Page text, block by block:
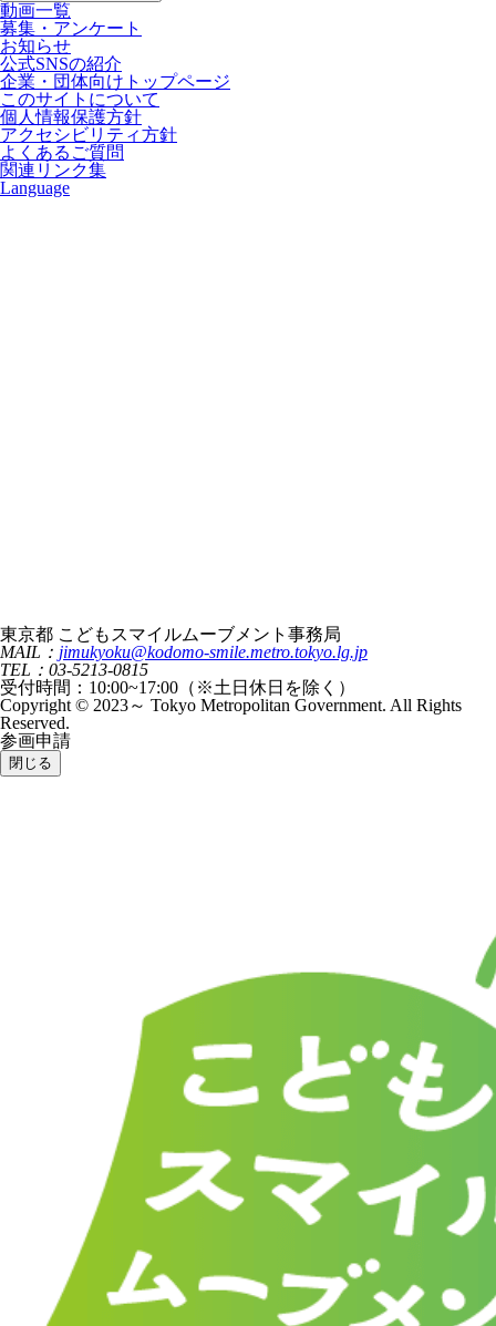
動画一覧
募集・アンケート
お知らせ
公式SNSの紹介
企業・団体向けトップページ
このサイトについて
個人情報保護方針
アクセシビリティ方針
よくあるご質問
関連リンク集
Language
東京都 こどもスマイルムーブメント事務局
MAIL： jimukyoku@kodomo-smile.metro.tokyo.lg.jp
TEL：03-5213-0815
受付時間：10:00~17:00（※土日休日を除く）
Copyright © 2023～ Tokyo Metropolitan Government. All Rights
Reserved.
参画申請
閉じる